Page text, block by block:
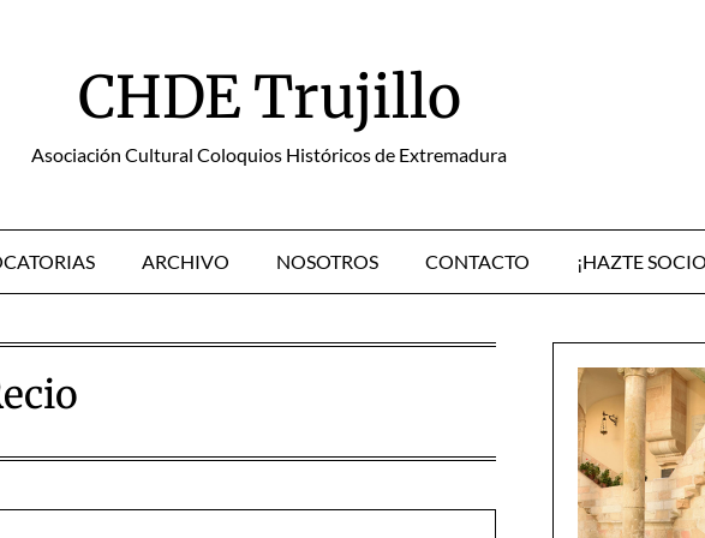
CHDE Trujillo
Asociación Cultural Coloquios Históricos de Extremadura
ARCHIVO NOSOTROS CONTACTO ¡HAZTE